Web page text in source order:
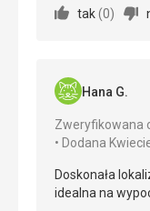
Usługi
Cena
Plaża
Niestety, plaża
tak(0)
Hana G.
Zweryfikowana
Dodana
Doskonała
idealna na